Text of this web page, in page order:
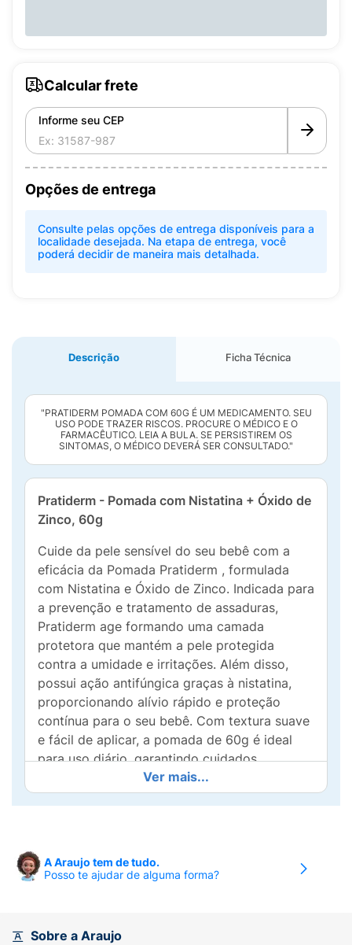
Calcular frete
Informe seu CEP
Opções de entrega
Consulte pelas opções de entrega disponíveis para a
localidade desejada. Na etapa de entrega, você
poderá decidir de maneira mais detalhada.
Descrição Ficha Técnica
"PRATIDERM POMADA COM 60G É UM MEDICAMENTO. SEU
USO PODE TRAZER RISCOS. PROCURE O MÉDICO E O
FARMACÊUTICO. LEIA A BULA. SE PERSISTIREM OS
SINTOMAS, O MÉDICO DEVERÁ SER CONSULTADO."
Pratiderm - Pomada com Nistatina + Óxido de
Zinco, 60g
Cuide da pele sensível do seu bebê com a
eficácia da Pomada Pratiderm , formulada
com Nistatina e Óxido de Zinco. Indicada para
a prevenção e tratamento de assaduras,
Pratiderm age formando uma camada
protetora que mantém a pele protegida
contra a umidade e irritações. Além disso,
possui ação antifúngica graças à nistatina,
proporcionando alívio rápido e proteção
contínua para o seu bebê. Com textura suave
e fácil de aplicar, a pomada de 60g é ideal
para uso diário, garantindo cuidados
especiais a cada troca de fralda. Mantenha a
pele do seu bebê sempre saudável e
Ver mais...
A Araujo tem de tudo.
Posso te ajudar de alguma forma?
Sobre a Araujo